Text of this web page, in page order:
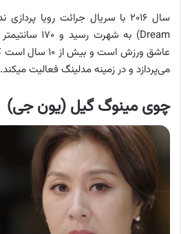
عاشق ورزش است و بیش از ۱۰ سال است که با جدیت به ورزش
می‌پردازد و در زمینه مدلینگ فعالیت میکند.
چوی مینوگ گیل (یون جی)